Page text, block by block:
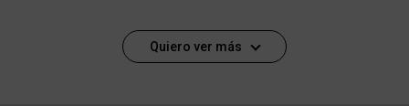
Quiero ver más